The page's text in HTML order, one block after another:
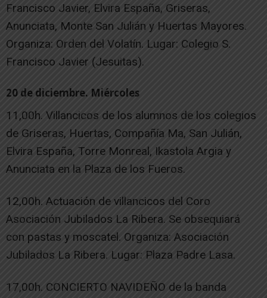
Francisco Javier, Elvira España, Griseras,
Anunciata, Monte San Julián y Huertas Mayores.
Organiza: Orden del Volatín. Lugar: Colegio S.
Francisco Javier (Jesuitas).
20 de diciembre. Miércoles
11,00h. Villancicos de los alumnos de los colegios
de Griseras, Huertas, Compañía Ma, San Julián,
Elvira España, Torre Monreal, Ikastola Argia y
Anunciata en la Plaza de los Fueros.
12,00h. Actuación de villancicos del Coro
Asociación Jubilados La Ribera. Se obsequiará
con pastas y moscatel. Organiza: Asociación
Jubilados La Ribera. Lugar: Plaza Padre Lasa.
17,00h. CONCIERTO NAVIDEÑO de la banda